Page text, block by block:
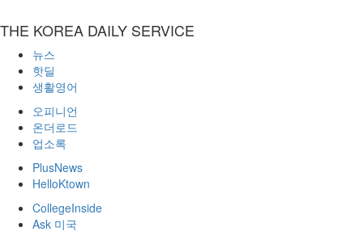
THE KOREA DAILY SERVICE
뉴스
핫딜
생활영어
오피니언
온더로드
업소록
PlusNews
HelloKtown
CollegeInside
Ask 미국